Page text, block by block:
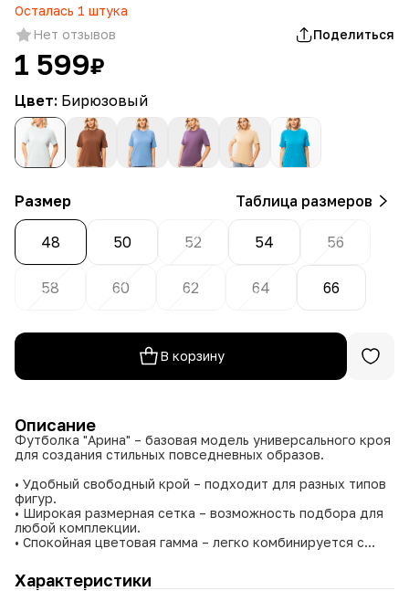
Осталась 1 штука
Нет отзывов
Поделиться
1 599₽
Цвет: Бирюзовый
Размер Таблица размеров
48 50 52 54 56
58 60 62 64 66
В корзину
Описание
Футболка "Арина" – базовая модель универсального кроя
для создания стильных повседневных образов.
• Удобный свободный крой – подходит для разных типов
фигур.
• Широкая размерная сетка – возможность подбора для
любой комплекции.
• Спокойная цветовая гамма – легко комбинируется с
• Демократичная цена – качественный базовый вариант.
Характеристики